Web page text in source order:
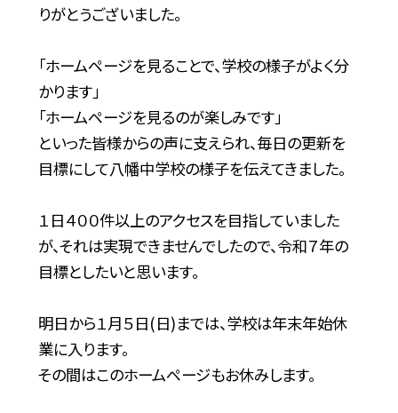
りがとうございました。
「ホームページを見ることで、学校の様子がよく分
かります」
「ホームページを見るのが楽しみです」
といった皆様からの声に支えられ、毎日の更新を
目標にして八幡中学校の様子を伝えてきました。
１日４００件以上のアクセスを目指していました
が、それは実現できませんでしたので、令和７年の
目標としたいと思います。
明日から１月５日(日)までは、学校は年末年始休
業に入ります。
その間はこのホームページもお休みします。